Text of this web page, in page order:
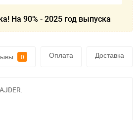
На 90% - 2025 год выпуска
0 Оплата Доставка